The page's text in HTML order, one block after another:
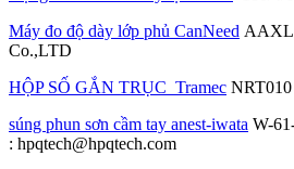
Máy đo độ dày lớp phủ CanNeed
Co.,LTD
HỘP SỐ GẮN TRỤC Tramec
súng phun sơn cầm tay anest-iwata W-
: hpqtech@hpqtech.com